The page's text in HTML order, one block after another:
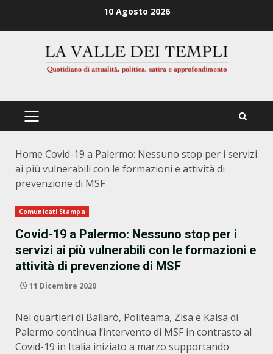
10 Agosto 2026
PRIMÄRES
Home Covid-19 a Palermo: Nessuno stop per i servizi
ai più vulnerabili con le formazioni e attività di
prevenzione di MSF
Comunicati Stampa
Covid-19 a Palermo: Nessuno stop per i
servizi ai più vulnerabili con le formazioni e
attività di prevenzione di MSF
11 Dicembre 2020
Nei quartieri di Ballarò, Politeama, Zisa e Kalsa di
Palermo continua l’intervento di MSF in contrasto al
Covid-19 in Italia iniziato a marzo supportando